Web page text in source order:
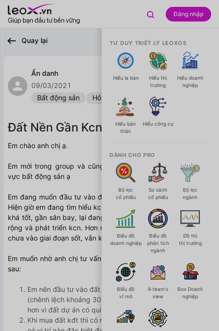
 Đăng nhập
 Quay lại
Ẩn danh
09/03/2021
Bất động sản
Hỏi Đáp
Đất Nền Gần Kcn
Em chào anh chị ạ.
Em mới trong group và cũng cũng mới bước chân vào lĩnh
vực bất động sản ạ
Em đang muốn đầu tư vào đất khu công nghiệp phía Bắc ạ.
Hiện giờ em đang tìm hiểu kcn Tràng Duệ ở HP, cơ sở hạ tầng
khá tốt, gần sân bay, lại đang có nhiều tin tức tốt về việc mở
rộng và phát triển kcn. Hơn nữa em thấy giá 2 năm nay vẫn
chưa vào giai đoạn sốt, vẫn khá thấp so với 1 số kcn khác.
Em muốn nhờ anh chị tư vấn cho em một số vướng mắc như
sau:
Em nên đầu tư vào đất nền của dân hay đất kđt ạ
(chênh lệch khoảng 30%). Em vẫn cảm thấy yên tâm
hơn vì đất dự án có qui hoạch ạ.
Khi mua đất kđt thì có nên tránh lô nào không ạ. Hoặc
TƯ DUY TRIẾT LÝ LEOXOS
Hiểu la bàn
Hiểu thị
trường
Hiểu doanh
nghiệp
Hiểu bản
thân
Hiểu công cụ
DÀNH CHO PRO
Bộ lọc
cổ phiếu
So sánh
cổ phiếu
Bộ lọc
ngành
Biểu đồ
doanh nghiệp
Biểu đồ
phân tích
ngành
Đồ thị
thị trường
Biểu đồ
vĩ mô
X-team's
view
Box Doanh
nghiệp